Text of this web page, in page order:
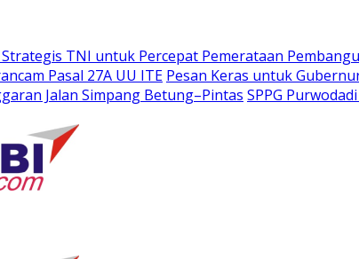
TNI untuk Percepat Pemerataan
Pasal 27A UU ITE Pesan Keras untuk
Jalan Simpang Betung–Pintas SPPG